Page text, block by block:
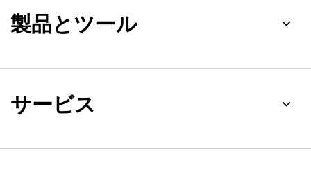
製品とツール
サービス